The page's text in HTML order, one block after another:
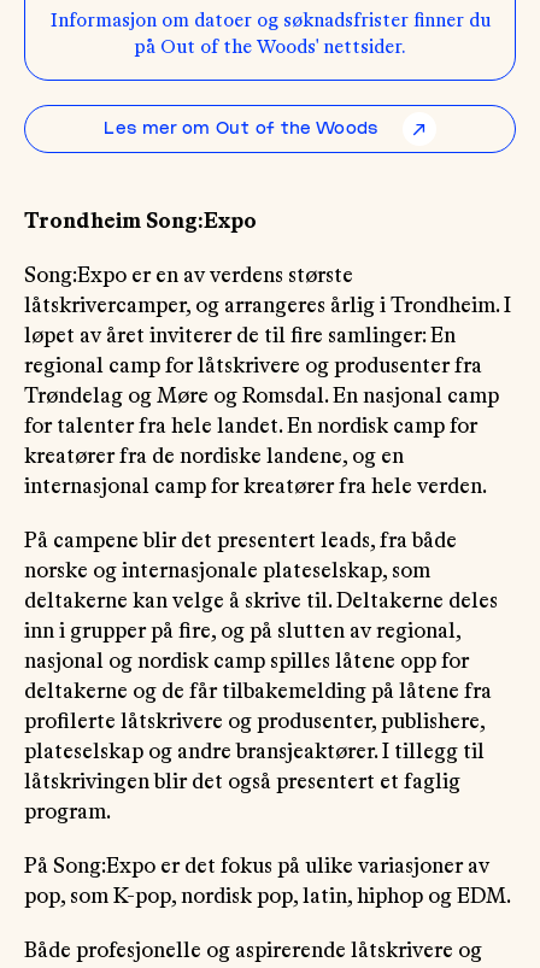
Informasjon om datoer og søknadsfrister finner du
på Out of the Woods' nettsider.
Les mer om Out of the Woods ↗
Trondheim Song:Expo
Song:Expo er en av verdens største
låtskrivercamper, og arrangeres årlig i Trondheim. I
løpet av året inviterer de til fire samlinger: En
regional camp for låtskrivere og produsenter fra
Trøndelag og Møre og Romsdal. En nasjonal camp
for talenter fra hele landet. En nordisk camp for
kreatører fra de nordiske landene, og en
internasjonal camp for kreatører fra hele verden.
På campene blir det presentert leads, fra både
norske og internasjonale plateselskap, som
deltakerne kan velge å skrive til. Deltakerne deles
inn i grupper på fire, og på slutten av regional,
nasjonal og nordisk camp spilles låtene opp for
deltakerne og de får tilbakemelding på låtene fra
profilerte låtskrivere og produsenter, publishere,
plateselskap og andre bransjeaktører. I tillegg til
låtskrivingen blir det også presentert et faglig
program.
På Song:Expo er det fokus på ulike variasjoner av
pop, som K-pop, nordisk pop, latin, hiphop og EDM.
Både profesjonelle og aspirerende låtskrivere og